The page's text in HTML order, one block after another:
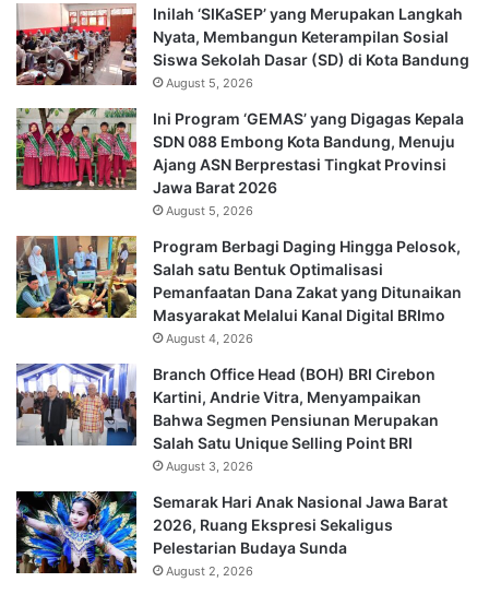
Inilah ‘SIKaSEP’ yang Merupakan Langkah
Nyata, Membangun Keterampilan Sosial
Siswa Sekolah Dasar (SD) di Kota Bandung
August 5, 2026
Ini Program ‘GEMAS’ yang Digagas Kepala
SDN 088 Embong Kota Bandung, Menuju
Ajang ASN Berprestasi Tingkat Provinsi
Jawa Barat 2026
August 5, 2026
Program Berbagi Daging Hingga Pelosok,
Salah satu Bentuk Optimalisasi
Pemanfaatan Dana Zakat yang Ditunaikan
Masyarakat Melalui Kanal Digital BRImo
August 4, 2026
Branch Office Head (BOH) BRI Cirebon
Kartini, Andrie Vitra, Menyampaikan
Bahwa Segmen Pensiunan Merupakan
Salah Satu Unique Selling Point BRI
August 3, 2026
Semarak Hari Anak Nasional Jawa Barat
2026, Ruang Ekspresi Sekaligus
Pelestarian Budaya Sunda
August 2, 2026